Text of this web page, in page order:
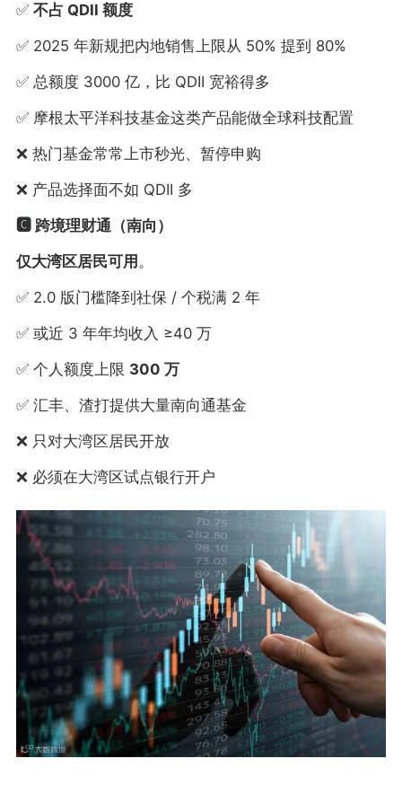
✅ 不占 QDII 额度
✅ 2025 年新规把内地销售上限从 50% 提到 80%
✅ 总额度 3000 亿，比 QDII 宽裕得多
✅ 摩根太平洋科技基金这类产品能做全球科技配置
❌ 热门基金常常上市秒光、暂停申购
❌ 产品选择面不如 QDII 多
🅲️ 跨境理财通（南向）
仅大湾区居民可用 。
✅ 2.0 版门槛降到社保 / 个税满 2 年
✅ 或近 3 年年均收入 ≥40 万
✅ 个人额度上限 300 万
✅ 汇丰、渣打提供大量南向通基金
❌ 只对大湾区居民开放
❌ 必须在大湾区试点银行开户